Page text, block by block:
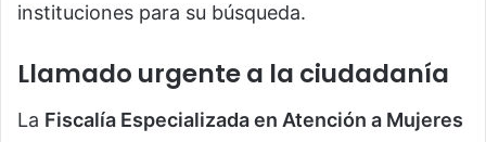
instituciones para su búsqueda.
Llamado urgente a la ciudadanía
La Fiscalía Especializada en Atención a Mujeres